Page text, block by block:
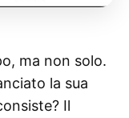
ma non solo.
la sua
Il